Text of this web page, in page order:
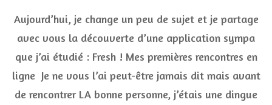
Aujourd’hui, je change un peu de sujet et je partage
avec vous la découverte d’une application sympa
que j’ai étudié : Fresh ! Mes premières rencontres en
ligne Je ne vous l’ai peut-être jamais dit mais avant
de rencontrer LA bonne personne, j’étais une dingue